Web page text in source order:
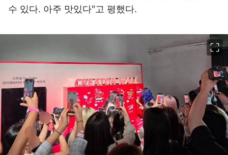
수 있다. 아주 맛있다"고 평했다.